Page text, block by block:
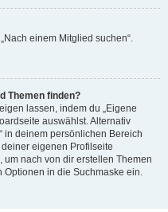
einem Mitglied suchen“.
Themen finden?
lassen, indem du „Eigene
auswählst. Alternativ
in deinem persönlichen Bereich
eigenen Profilseite
nach von dir erstellen Themen
Optionen in die Suchmaske ein.